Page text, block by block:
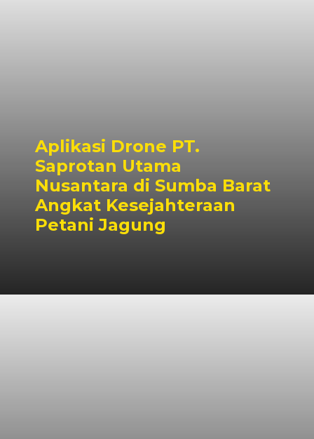
Aplikasi Drone PT.
Saprotan Utama
Nusantara di Sumba Barat
Angkat Kesejahteraan
Petani Jagung